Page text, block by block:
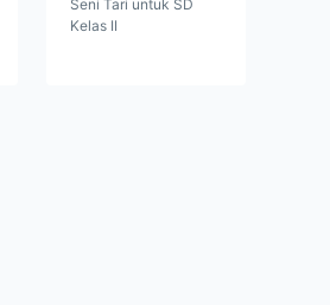
Seni Tari untuk SD
Kelas II